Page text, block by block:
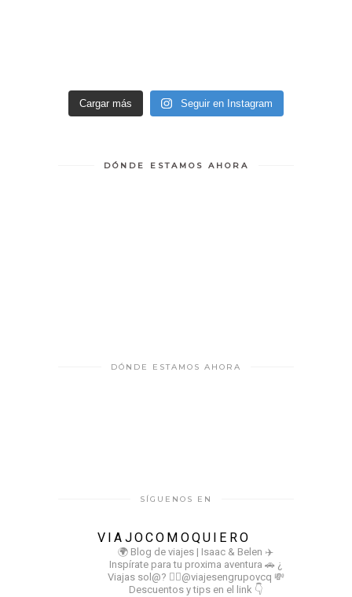
Cargar más Seguir en Instagram
DÓNDE ESTAMOS AHORA
DÓNDE ESTAMOS AHORA
SÍGUENOS EN
VIAJOCOMOQUIERO
🌍 Blog de viajes | Isaac & Belen ✈️
Inspírate para tu proxima aventura 🚗 ¿
Viajas sol@? 👉🏻@viajesengrupovcq 💸
Descuentos y tips en el link 👇